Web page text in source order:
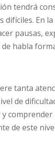
tendrá
En
pausas,
habla
tanta
de
de este